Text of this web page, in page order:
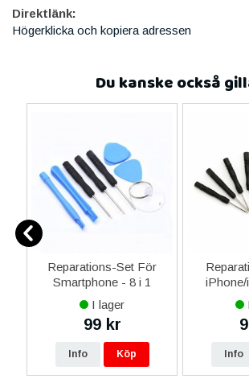
Direktlänk:
Högerklicka och kopiera adressen
Du kanske också
Reparations-Set För
Smartphone - 8 i 1
I lager
99 kr
Info Köp
iPhone/
Info